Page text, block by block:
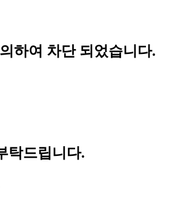
하여 차단 되었습니다.
탁드립니다.